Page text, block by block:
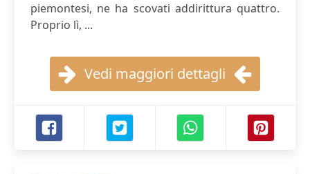
piemontesi, ne ha scovati addirittura quattro.
Proprio lì, ...
Vedi maggiori dettagli